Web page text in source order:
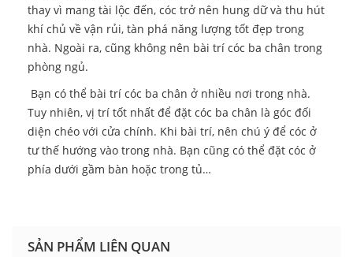
thay vì mang tài lộc đến, cóc trở nên hung dữ và thu hút
khí chủ về vận rủi, tàn phá năng lượng tốt đẹp trong
nhà. Ngoài ra, cũng không nên bài trí cóc ba chân trong
phòng ngủ.
Bạn có thể bài trí cóc ba chân ở nhiều nơi trong nhà.
Tuy nhiên, vị trí tốt nhất để đặt cóc ba chân là góc đối
diện chéo với cửa chính. Khi bài trí, nên chú ý để cóc ở
tư thế hướng vào trong nhà. Bạn cũng có thể đặt cóc ở
phía dưới gầm bàn hoặc trong tủ…
SẢN PHẨM LIÊN QUAN